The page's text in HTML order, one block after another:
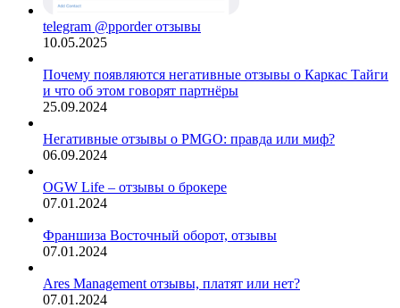
telegram @pporder отзывы
10.05.2025
Почему появляются негативные отзывы о Каркас Тайги
и что об этом говорят партнёры
25.09.2024
Негативные отзывы о PMGO: правда или миф?
06.09.2024
OGW Life – отзывы о брокере
07.01.2024
Франшиза Восточный оборот, отзывы
07.01.2024
Ares Management отзывы, платят или нет?
07.01.2024